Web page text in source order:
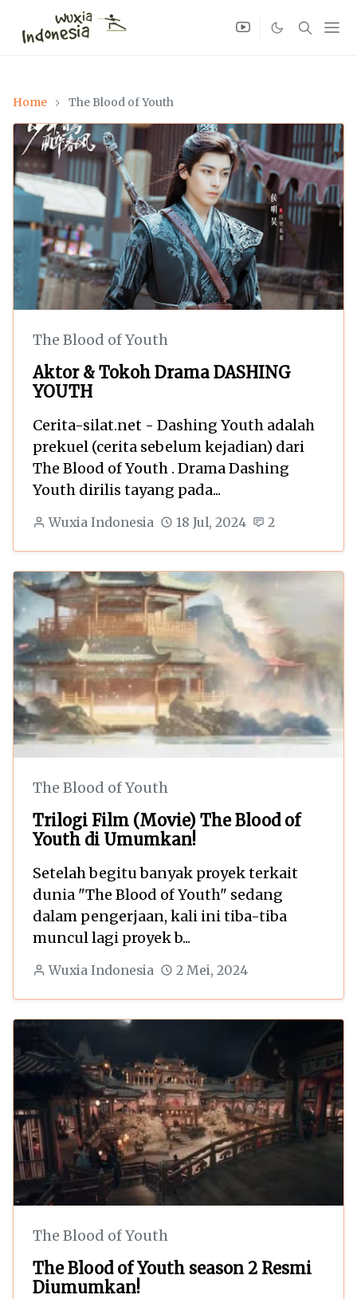
Home The Blood of Youth
The Blood of Youth
Aktor & Tokoh Drama DASHING
YOUTH
Cerita-silat.net - Dashing Youth adalah
prekuel (cerita sebelum kejadian) dari
The Blood of Youth . Drama Dashing
Youth dirilis tayang pada...
Wuxia Indonesia 18 Jul, 2024 2
The Blood of Youth
Trilogi Film (Movie) The Blood of
Youth di Umumkan!
Setelah begitu banyak proyek terkait
dunia "The Blood of Youth" sedang
dalam pengerjaan, kali ini tiba-tiba
muncul lagi proyek b...
Wuxia Indonesia 2 Mei, 2024
The Blood of Youth
The Blood of Youth season 2 Resmi
Diumumkan!